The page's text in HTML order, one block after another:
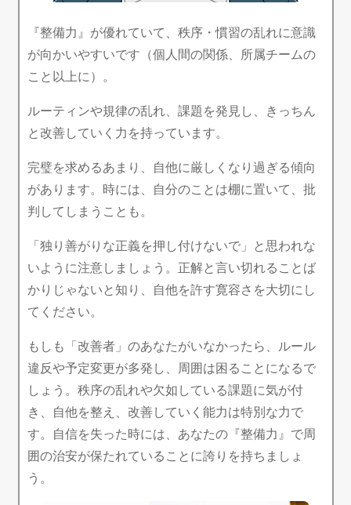
『整備力』が優れていて、秩序・慣習の乱れに意識
が向かいやすいです（個人間の関係、所属チームの
こと以上に）。
ルーティンや規律の乱れ、課題を発見し、きっちん
と改善していく力を持っています。
完璧を求めるあまり、自他に厳しくなり過ぎる傾向
があります。時には、自分のことは棚に置いて、批
判してしまうことも。
「独り善がりな正義を押し付けないで」と思われな
いように注意しましょう。正解と言い切れることば
かりじゃないと知り、自他を許す寛容さを大切にし
てください。
もしも「改善者」のあなたがいなかったら、ルール
違反や予定変更が多発し、周囲は困ることになるで
しょう。秩序の乱れや欠如している課題に気が付
き、自他を整え、改善していく能力は特別な力で
す。自信を失った時には、あなたの『整備力』で周
囲の治安が保たれていることに誇りを持ちましょ
う。